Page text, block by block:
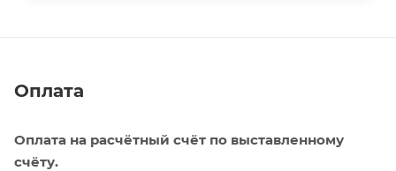
Оплата
Оплата на расчётный счёт по выставленному
счёту.